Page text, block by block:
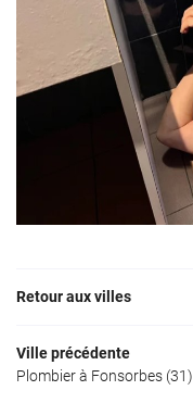
Retour aux villes
Ville précédente
Plombier à Fonsorbes (31)